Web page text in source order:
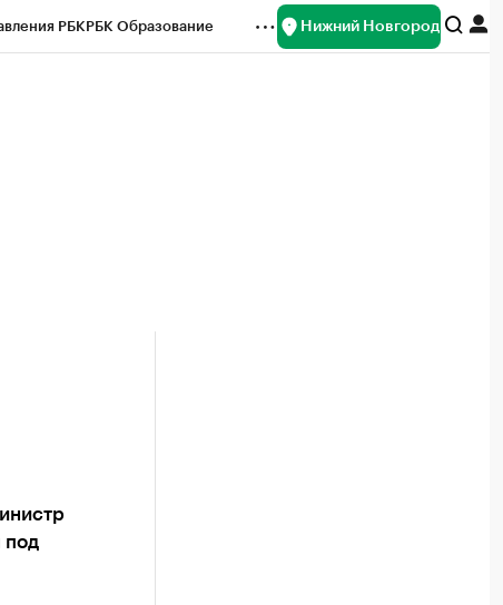
РБКРБК Образование Нижний Новгород
под